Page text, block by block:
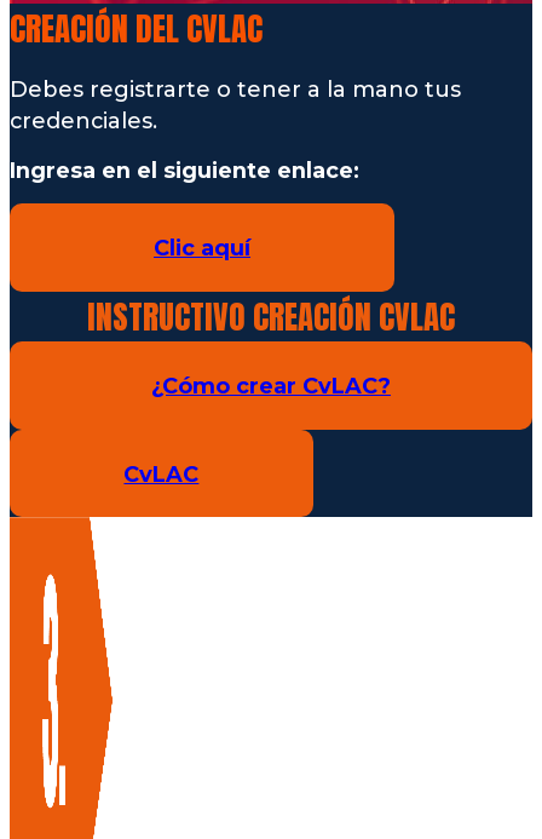
CREACIÓN DEL CVLAC
Debes registrarte o tener a la mano tus
credenciales.
Ingresa en el siguiente enlace:
Clic aquí
INSTRUCTIVO CREACIÓN CVLAC
¿Cómo crear CvLAC?
CvLAC